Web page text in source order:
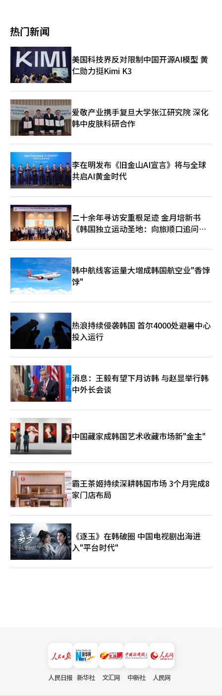
目标，但仍高于2019年创下的1750万人次的历史纪录。同时，政
亿元）以及国内旅游支出40万亿韩元的目标，以进一步提振市场信
心。 去年12月26日，当时代行总统职权的韩国国务总理韩德洙在
第九次国家旅游战略会议上宣布，今年上半年将提前执行旅游领域
预算，迅速实施金融支援、特别融资、缓解负担等紧急支援对策，
以确保韩国旅游业的稳定经营。政府将迅速细化和完善各项对策，
并与旅游业界保持密切沟通。他还强调：“希望广大国民、旅游从
业者以及地方政府积极关注并协力配合，共同推动旅游市场的稳定
与繁荣。” 针对政府的积极表态和一系列措施，韩国旅游业界反
响热烈。业内人士表示：“韩中两国都在积极推进互惠政策，我们
应更加努力，进一步促进旅游交流的蓬勃发展。”
管面临重重困难，文化界人士依然对K-文化的韧性抱有信心。中央
大学传媒学部教授柳洪植（音）指出：“K-内容的粉丝基础非常强
大，不会轻易被动摇。”业内人士认为，这场危机或许是对韩国文
化精神的一次严峻考验，只有直面挑战，才能塑造更加坚韧的文化
未来。” 毫无疑问，这场政治风波对韩国文化界构成了严峻挑
战。尽管短期内可能带来冲击，韩国文化界的创造力或将成为其化
危为机的关键。正如作家韩江所言：“无论发生什么，总会有不断
被诉说的真相，而这种语言的力量是永恒的。” K-POP演唱会场
地的永宗岛Inspire Arena【图片来源 Inspire Arena】
KBS已明确表示，将按原定计划于12月20日、21日和31日分别举
否如期举办相关颁奖活动。MBC计划于29日举行演艺大赏、30日
举办演技大赏，31日进行歌谣大战；SBS则计划分别于21日、25
日、26日和31日举办演技大赏、歌谣大战、Trot大战和演艺大
赏。 Wavve综艺节目《血之游戏3》经过内部讨论，决定如期举行
当天下午的制作组采访。制作人玄正完和出演者林炫瑞、朱彦奎、
许丞范将出席该活动。此外，电影《大家庭》导演杨宇硕的采访计
划也在重新评估后确认继续进行。 国会于4日凌晨1点左右召开全
体会议，通过了解除戒严的决议案，尹锡悦随即在当天凌晨宣布戒
严令解除，这一决定在一定程度上缓解了文化界的紧张情绪。然
而，仍有不分从业者表示，戒严令的实施及解除对心理造成了巨大
冲击。评论家兼作家许志雄表示“再也无法忍受”，演员金智友感
慨“从未想过会亲身经历戒严令，甚至目睹戒严军阻挡国会的场
景”，歌手金昌烈则直言此次事件是“一场戒严闹剧”。 上月26
日，演员徐玄振亮相奈飞原创剧集《一箱情缘》制作发布会。【图
片来源 韩联社】
呼声中，网友还设计了多个改编自电影的“恶搞海报”。与此同
时，在电影评分与推荐应用“Watcha”中，《首尔之春》也因搜
索量激增跃升至热度排行榜第18位，成为近期备受关注的影视作品
之一。 由金性洙导演执导的《首尔之春》讲述了以黃晸玟饰演的
全斗光为首的军队高层发动政变的惊心动魄的7小时，与郑雨盛饰
演的首都警备司令官李泰臣之间的较量。该片去年11月上映，吸引
了1300万名观众，并在第45届青龙电影节上获得最佳影片奖。
【图片来源 韩联社】
热门新闻
美国科技界反对限制中国开源AI模型 黄
仁勋力挺Kimi K3
爱敬产业携手复旦大学张江研究院 深化
韩中皮肤科研合作
李在明发布《旧金山AI宣言》将与全球
共启AI黄金时代
二十余年寻访安重根足迹 金月培新书
《韩国独立运动圣地：向旅顺口追问历
韩中航线客运量大增成韩国航空业"香饽
饽"
热浪持续侵袭韩国 首尔4000处避暑中心
投入运行
消息：王毅有望下月访韩 与赵显举行韩
中外长会谈
中国藏家成韩国艺术收藏市场新"金主"
霸王茶姬持续深耕韩国市场 3个月完成8
家门店布局
《逐玉》在韩破圈 中国电视剧出海进
入"平台时代"
人民日报 新华社 文汇网 中新社 人民网